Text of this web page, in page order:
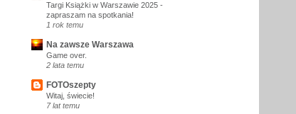
Targi Książki w Warszawie 2025 -
zapraszam na spotkania!
1 rok temu
Na zawsze Warszawa
Game over.
2 lata temu
FOTOszepty
Witaj, świecie!
7 lat temu